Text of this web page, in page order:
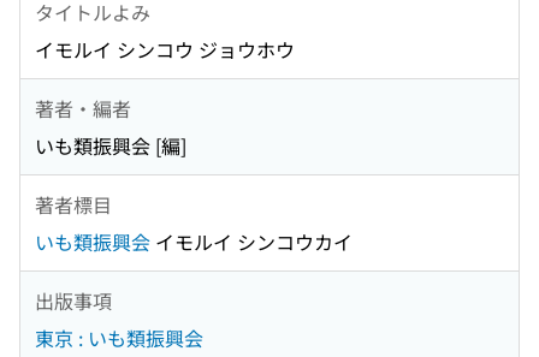
タイトルよみ
イモルイ シンコウ ジョウホウ
著者・編者
いも類振興会 [編]
著者標目
いも類振興会 イモルイ シンコウカイ
出版事項
東京 : いも類振興会